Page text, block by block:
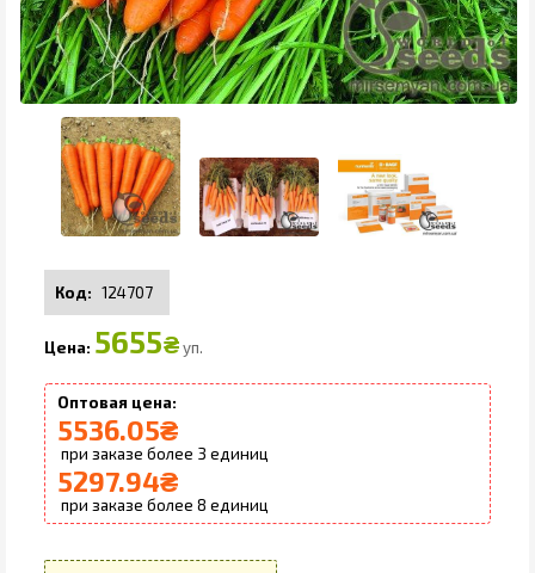
124707
5655₴ уп.
5536.05₴
3
5297.94₴
8